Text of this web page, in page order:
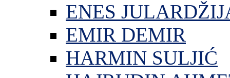
ENES
EMIR DEMIR
HARMIN SULJIĆ